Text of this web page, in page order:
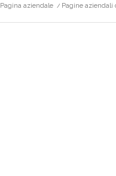
Pagina aziendale / Pagine aziendali